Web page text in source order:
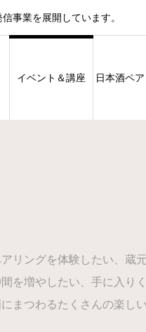
事業を展開しています。
イベント＆講座 日本酒ペ
リングを体験したい、蔵
を増やしたい、手に入り
にまつわるたくさんの楽し